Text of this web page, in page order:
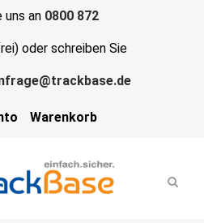
uns an 0800 872
oder schreiben Sie
Warenkorb